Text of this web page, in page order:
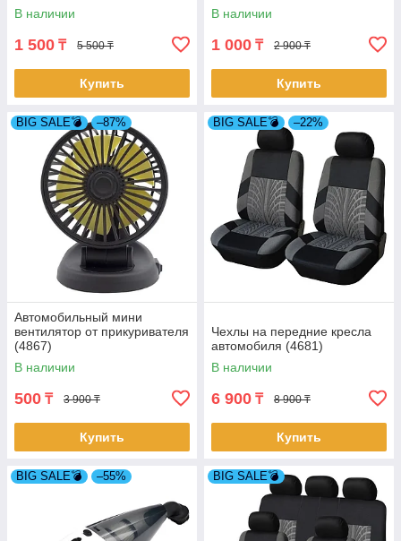
В наличии
1 500 ₸ 5 500 ₸
Купить
В наличии
1 000 ₸ 2 900 ₸
Купить
BIG SALE💣 –87%
Автомобильный мини
вентилятор от прикуривателя
(4867)
В наличии
500 ₸ 3 900 ₸
Купить
BIG SALE💣 –22%
Чехлы на передние кресла
автомобиля (4681)
В наличии
6 900 ₸ 8 900 ₸
Купить
BIG SALE💣 –55% BIG SALE💣